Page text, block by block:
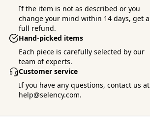
If the item is not as described or you
change your mind within 14 days, get a
full refund.
Hand-picked items
Each piece is carefully selected by our
team of experts.
Customer service
If you have any questions, contact us at
help@selency.com.